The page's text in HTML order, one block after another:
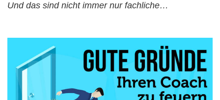
Und das sind nicht immer nur fachliche…